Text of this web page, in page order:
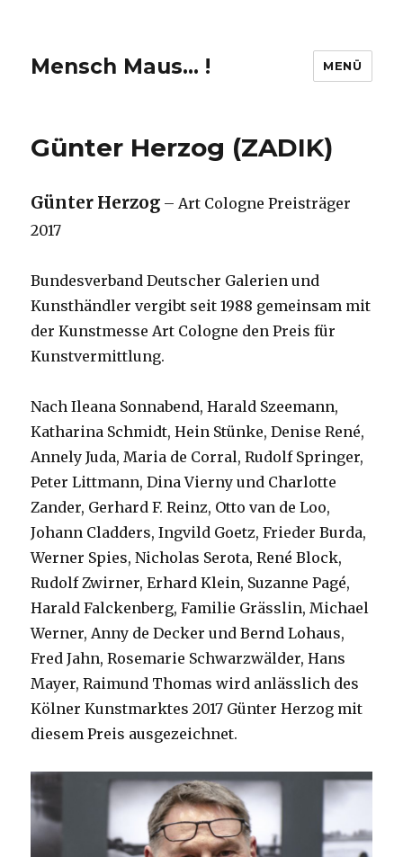
Mensch Maus… ! MENÜ
Günter Herzog (ZADIK)
Günter Herzog – Art Cologne Preisträger
2017
Bundesverband Deutscher Galerien und
Kunsthändler vergibt seit 1988 gemeinsam mit
der Kunstmesse Art Cologne den Preis für
Kunstvermittlung.
Nach Ileana Sonnabend, Harald Szeemann,
Katharina Schmidt, Hein Stünke, Denise René,
Annely Juda, Maria de Corral, Rudolf Springer,
Peter Littmann, Dina Vierny und Charlotte
Zander, Gerhard F. Reinz, Otto van de Loo,
Johann Cladders, Ingvild Goetz, Frieder Burda,
Werner Spies, Nicholas Serota, René Block,
Rudolf Zwirner, Erhard Klein, Suzanne Pagé,
Harald Falckenberg, Familie Grässlin, Michael
Werner, Anny de Decker und Bernd Lohaus,
Fred Jahn, Rosemarie Schwarzwälder, Hans
Mayer, Raimund Thomas wird anlässlich des
Kölner Kunstmarktes 2017 Günter Herzog mit
diesem Preis ausgezeichnet.